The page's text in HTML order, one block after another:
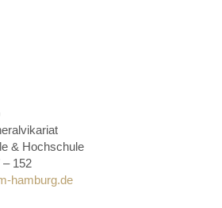
& Hochschule
– 152
hamburg.de